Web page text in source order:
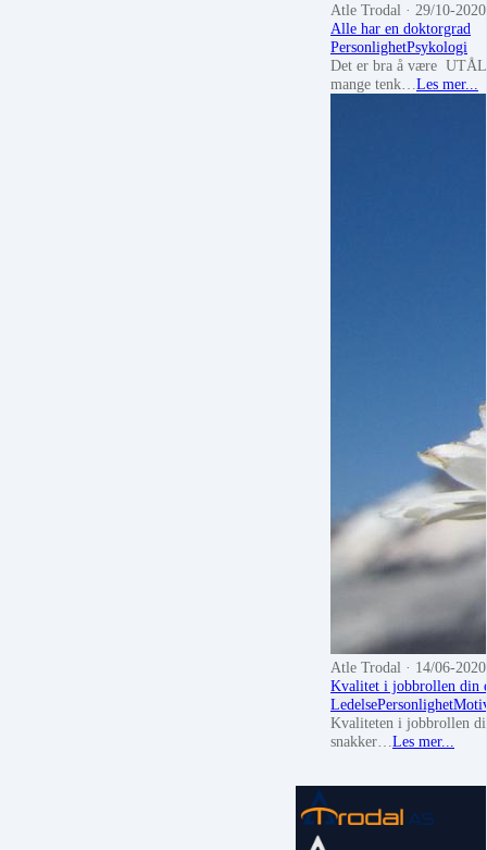
Atle Trodal · 29/10-2020
Alle har en doktorgrad
PersonlighetPsykologi
Det er bra å være
mange tenk… Les mer...
Atle Trodal · 14/06-2020
Kvalitet i jobbrollen din
LedelsePersonlighet
Kvaliteten i jobbrollen
snakker… Les mer...